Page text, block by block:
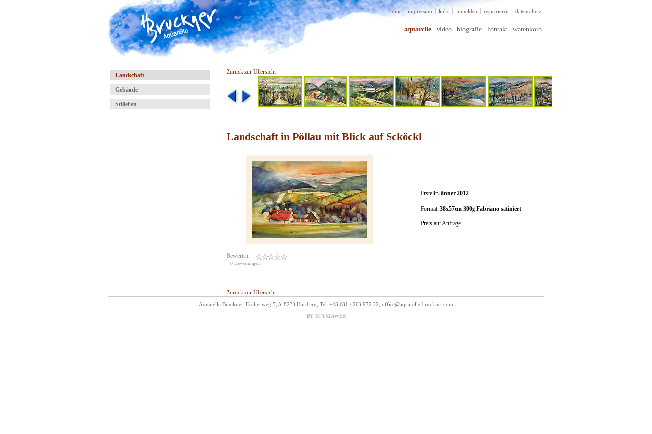
home impressum links anmelden registrieren datenschutz
aquarelle video biografie kontakt warenkorb
Landschaft
Gebäude
Stilleben
Zurück zur Übersicht
Landschaft in Pöllau mit Blick auf Scköckl
Bewerten:
0 Bewertungen
Erstellt:Jänner 2012
Format: 38x57cm 300g Fabriano satiniert
Preis auf Anfrage
Zurück zur Übersicht
Aquarelle Bruckner, Eschenweg 5, A-8230 Hartberg, Tel: +43 681 / 203 972 72, office@aquarelle-bruckner.com
BY STYRIAWEB